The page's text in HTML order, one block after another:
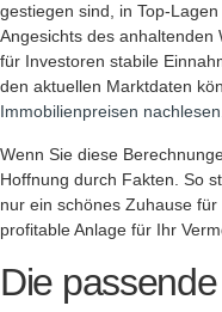
gestiegen sind, in Top-
Angesichts des anhaltenden
für Investoren stabile
den aktuellen Marktdaten
Immobilienpreisen nachlesen
Wenn Sie diese
Hoffnung durch Fakten. So
nur ein schönes Zuhause
profitable Anlage für Ihr
Die